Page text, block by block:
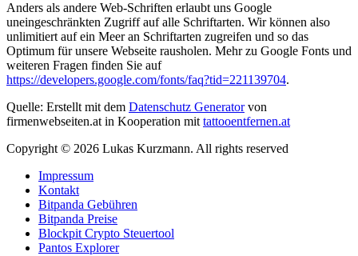
Anders als andere Web-Schriften erlaubt uns Google
uneingeschränkten Zugriff auf alle Schriftarten. Wir können also
unlimitiert auf ein Meer an Schriftarten zugreifen und so das
Optimum für unsere Webseite rausholen. Mehr zu Google Fonts und
weiteren Fragen finden Sie auf
https://developers.google.com/fonts/faq?tid=221139704.
Quelle: Erstellt mit dem Datenschutz Generatorvon
firmenwebseiten.at in Kooperation mit tattooentfernen.at
Copyright © 2026 Lukas Kurzmann. All rights reserved
Impressum
Kontakt
Bitpanda Gebühren
Bitpanda Preise
Blockpit Crypto Steuertool
Pantos Explorer